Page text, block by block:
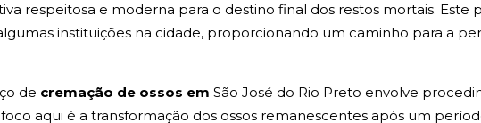
respeitosa e moderna para o destino final dos restos mortais. Este
instituições na cidade, proporcionando um caminho para a
de cremação de ossos em São José do Rio Preto envolve
aqui é a transformação dos ossos remanescentes após um